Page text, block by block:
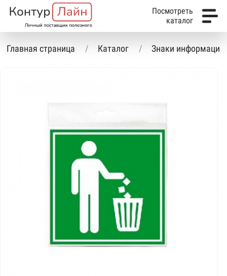
Посмотреть
каталог
Главная страница Каталог Знаки